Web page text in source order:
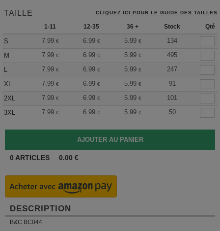
TAILLE CLIQUEZ ICI POUR LE GUIDE DES TAILLES
1-11 12-35 36 + Stock Qté
S 7.99 € 6.99 € 5.99 €
134
M
7.99 € 6.99 € 5.99 €
495
L
7.99 € 6.99 € 5.99 €
247
XL
7.99 € 6.99 € 5.99 €
91
2XL
7.99 € 6.99 € 5.99 €
101
3XL
7.99 € 6.99 € 5.99 € 50
0 ARTICLES 0.00 €
DESCRIPTION
B&C BC044